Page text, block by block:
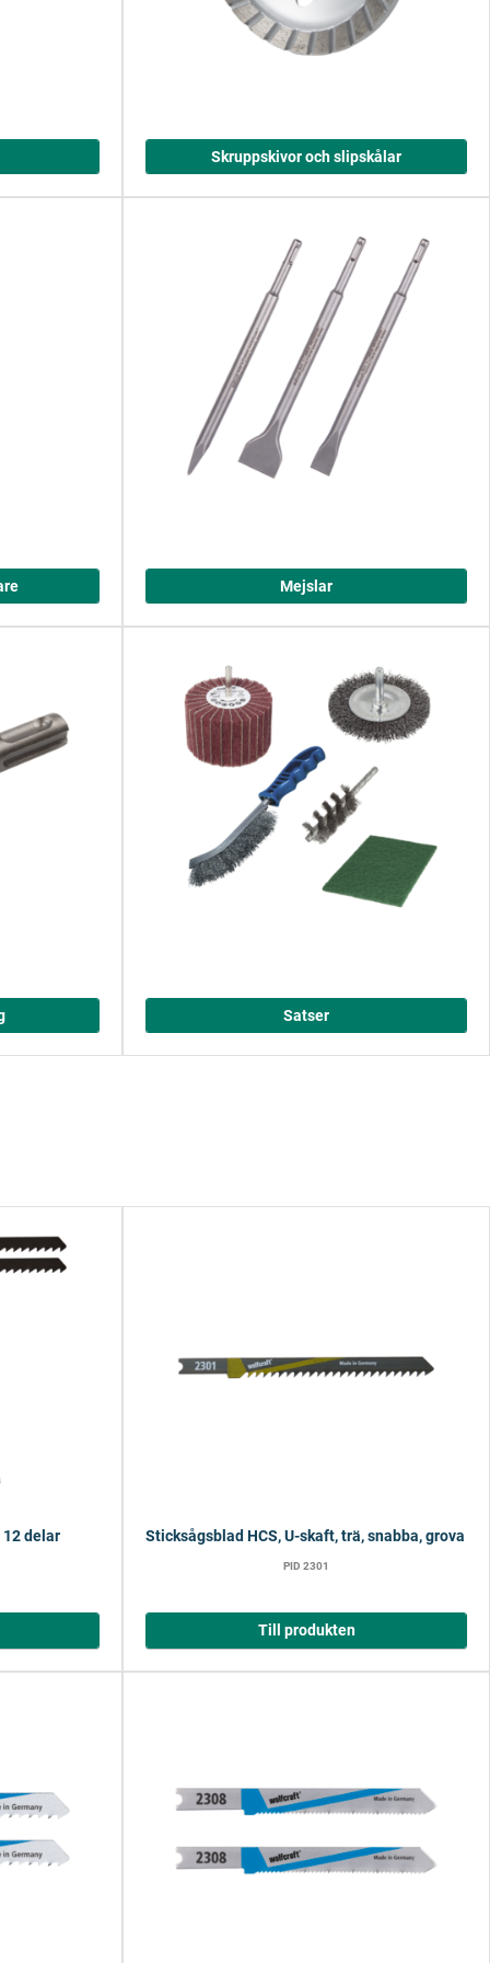
Skruppskivor och slipskålar
Mejslar
Satser
delar Sticksågsblad HCS, U-skaft, trä, snabba, grova
PID 2301
Till produkten